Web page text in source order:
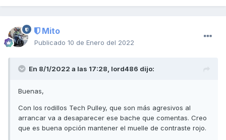
Mito
Publicado 10 de Enero del 2022
En 8/1/2022 a las 17:28, lord486 dijo:
Buenas,
Con los rodillos Tech Pulley, que son más agresivos al
arrancar va a desaparecer ese bache que comentas. Creo
que es buena opción mantener el muelle de contraste rojo.